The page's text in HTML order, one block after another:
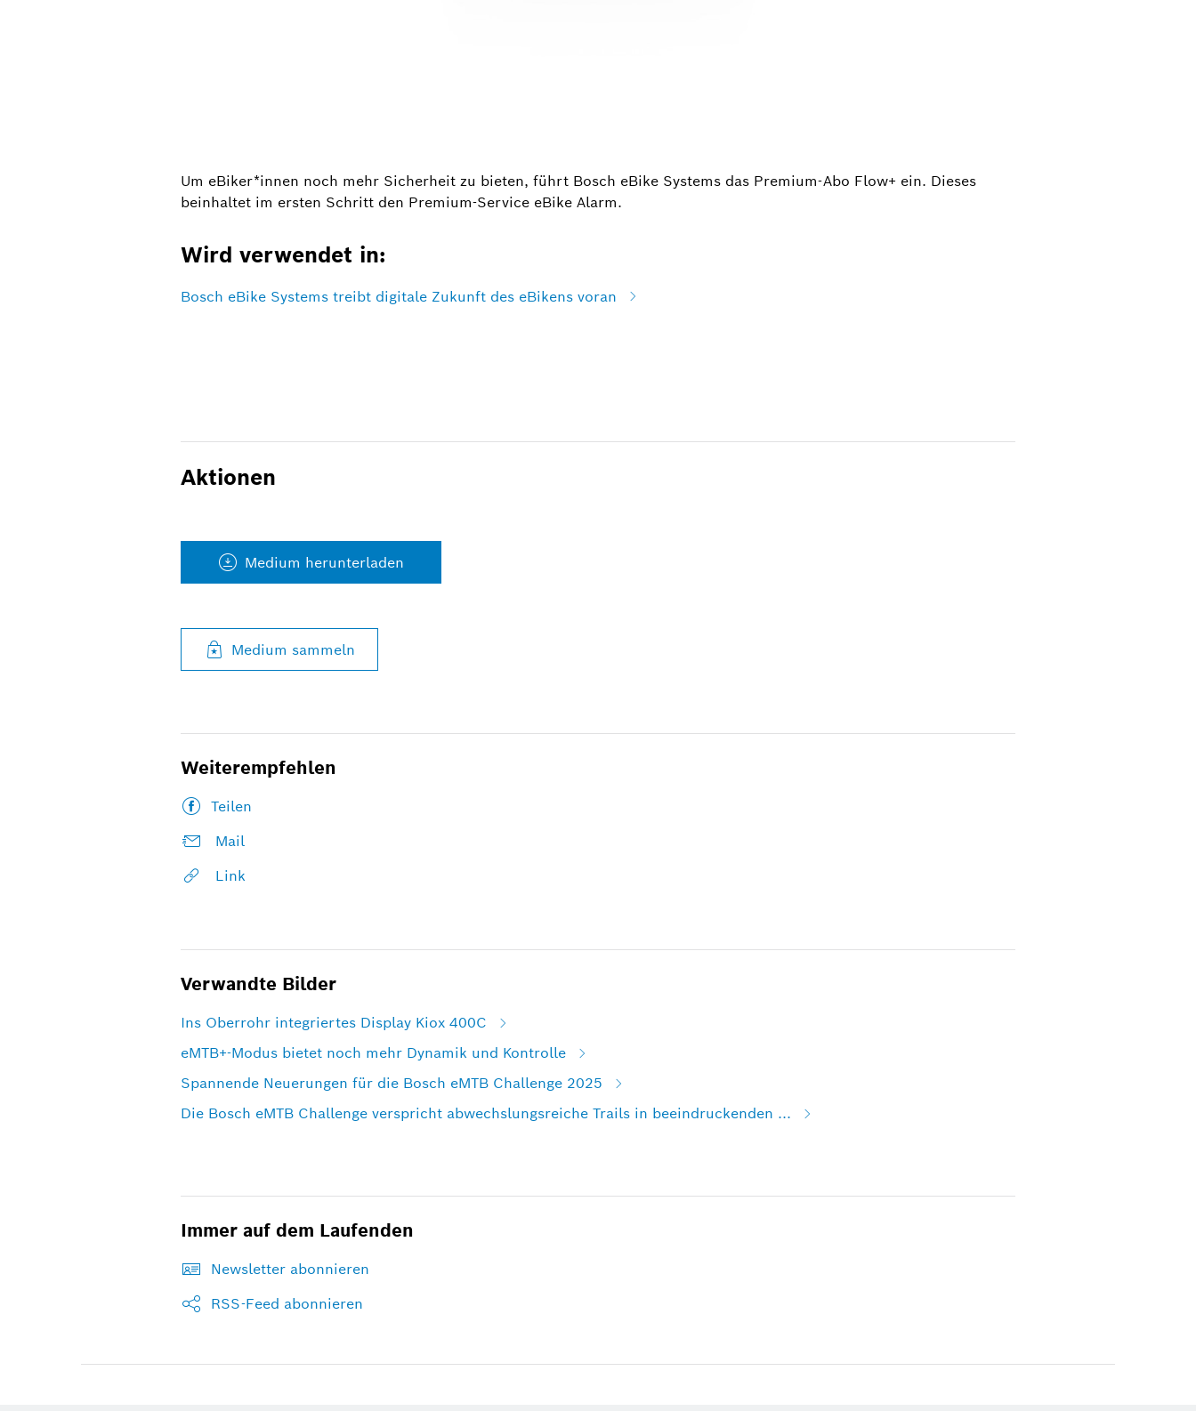
Um eBiker*innen noch mehr Sicherheit zu bieten, führt Bosch eBike Systems das Premium-Abo Flow+ ein. Dieses
beinhaltet im ersten Schritt den Premium-Service eBike Alarm.
Wird verwendet in:
Bosch eBike Systems treibt digitale Zukunft des eBikens voran
Aktionen
Medium herunterladen
Medium sammeln
Weiterempfehlen
Teilen
Mail
Link
Verwandte Bilder
Ins Oberrohr integriertes Display Kiox 400C
eMTB+-Modus bietet noch mehr Dynamik und Kontrolle
Spannende Neuerungen für die Bosch eMTB Challenge 2025
Die Bosch eMTB Challenge verspricht abwechslungsreiche Trails in beeindruckenden ...
Immer auf dem Laufenden
Newsletter abonnieren
RSS-Feed abonnieren